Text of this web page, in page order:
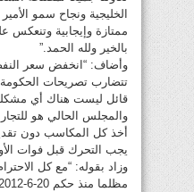
الخليجية ونجاح سمو
ممتازة وإيجابية وتنعكس
بالخير ولله الحمد.”
تتضارب تصريحات
قائل ليست هناك أي
والمجلس الحالي هو للتجار
أخذ كل المكاسب دون
يجب التحرك قبل فوات
وزاد بقوله: “مع كل